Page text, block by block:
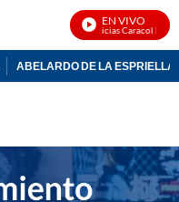
EN VIVO
Noticias Caracol En
ABELARDO DE LA ESPRIELLA